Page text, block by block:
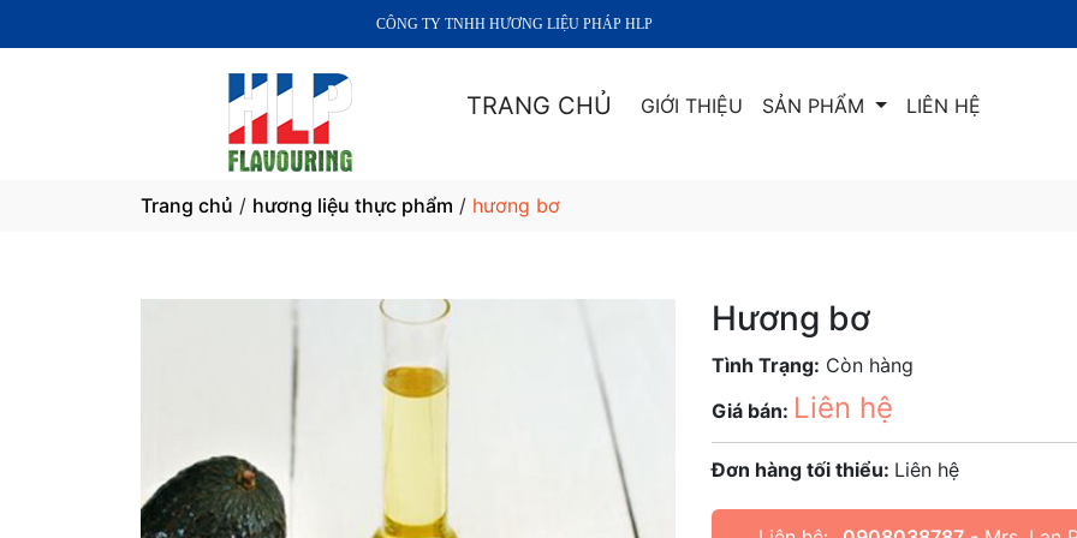
CÔNG TY TNHH HƯƠNG LIỆU PHÁP HLP
TRANG CHỦ GIỚI THIỆU SẢN PHẨM LIÊN HỆ
Trang chủ / hương liệu thực phẩm / hương bơ
Hương bơ
Tình Trạng: Còn hàng
Giá bán: Liên hệ
Đơn hàng tối thiểu: Liên hệ